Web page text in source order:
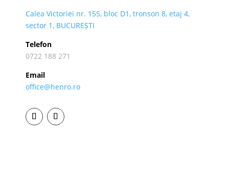
Calea Victoriei nr. 155, bloc D1, tronson 8, etaj 4,
sector 1, BUCUREȘTI
Telefon
0722 188 271
Email
office@henro.ro